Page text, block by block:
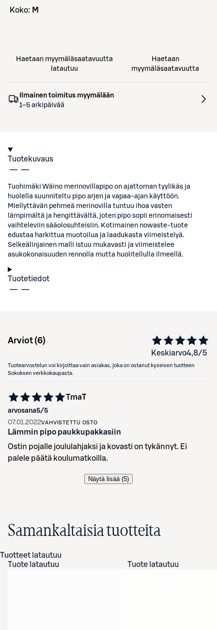
koko: M
Haetaan myymäläsaatavuutta
latautuu
Haetaan
myymäläsaatavuutta
Ilmainen toimitus myymälään
1–5 arkipäivää
Tuotekuvaus
Tuohimäki Wäino merinovillapipo on ajattoman tyylikäs ja
huolella suunniteltu pipo arjen ja vapaa-ajan käyttöön.
Miellyttävän pehmeä merinovilla tuntuu ihoa vasten
lämpimältä ja hengittävältä, joten pipo sopii erinomaisesti
vaihteleviin sääolosuhteisiin. Kotimainen nowaste-tuote
edustaa harkittua muotoilua ja laadukasta viimeistelyä.
Selkeälinjainen malli istuu mukavasti ja viimeistelee
asukokonaisuuden rennolla mutta huolitellulla ilmeellä.
Tuotetiedot
Arviot (6)
Keskiarvo4,8/5
Tuotearvostelun voi kirjoittaa vain asiakas, joka on ostanut kyseisen tuotteen
Sokoksen verkkokaupasta.
arvosana5/5
TmaT
07.01.2022VAHVISTETTU OSTO
Lämmin pipo paukkupakkasiin
Ostin pojalle joululahjaksi ja kovasti on tykännyt. Ei
palele päätä koulumatkoilla.
Näytä lisää (5)
Samankaltaisia tuotteita
Tuotteet latautuu
Tuote latautuu
Tuote latautuu